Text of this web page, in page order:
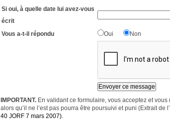
Si oui, à quelle date lui avez-vous
écrit
Vous a-t-il répondu
Oui Non
IMPORTANT. En validant ce formulaire, vous acceptez et
alors qu’il ne l’est pas pourra être poursuivi et puni (Extrait de
40 JORF 7 mars 2007).